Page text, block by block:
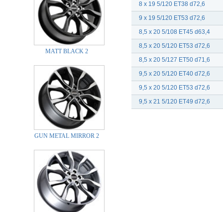
MATT BLACK 2
GUN METAL MIRROR 2
8 x 19 5/120 ET38 d72,6
9 x 19 5/120 ET53 d72,6
8,5 x 20 5/108 ET45 d63,4
8,5 x 20 5/120 ET53 d72,6
8,5 x 20 5/127 ET50 d71,6
9,5 x 20 5/120 ET40 d72,6
9,5 x 20 5/120 ET53 d72,6
9,5 x 21 5/120 ET49 d72,6